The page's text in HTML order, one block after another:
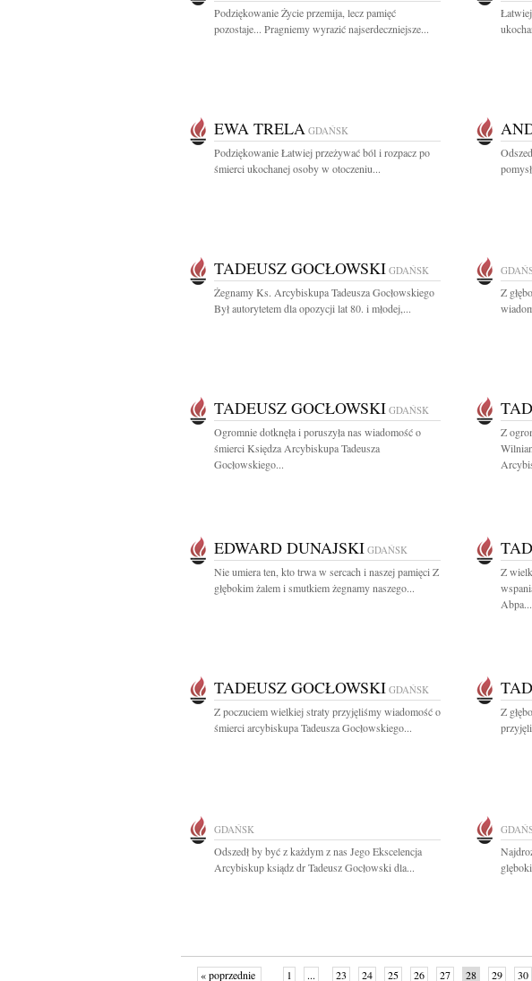
Podziękowanie Życie przemija, lecz pamięć
pozostaje... Pragniemy wyrazić najserdeczniejsze...
EWA TRELA GDAŃSK
Podziękowanie Łatwiej przeżywać ból i rozpacz po
śmierci ukochanej osoby w otoczeniu...
TADEUSZ GOCŁOWSKI GDAŃSK
Żegnamy Ks. Arcybiskupa Tadeusza Gocłowskiego
Był autorytetem dla opozycji lat 80. i młodej,...
Z
TADEUSZ GOCŁOWSKI GDAŃSK
Ogromnie dotknęła i poruszyła nas wiadomość o
śmierci Księdza Arcybiskupa Tadeusza
Gocłowskiego...
Z
EDWARD DUNAJSKI GDAŃSK
Nie umiera ten, kto trwa w sercach i naszej pamięci Z
głębokim żalem i smutkiem żegnamy naszego...
Z
Abpa...
TADEUSZ GOCŁOWSKI GDAŃSK
Z poczuciem wielkiej straty przyjęliśmy wiadomość o
śmierci arcybiskupa Tadeusza Gocłowskiego...
Z
GDAŃSK
Odszedł by być z każdym z nas Jego Ekscelencja
Arcybiskup ksiądz dr Tadeusz Gocłowski dla...
« poprzednie 1 ... 23 24 25 26 27 28 29 30